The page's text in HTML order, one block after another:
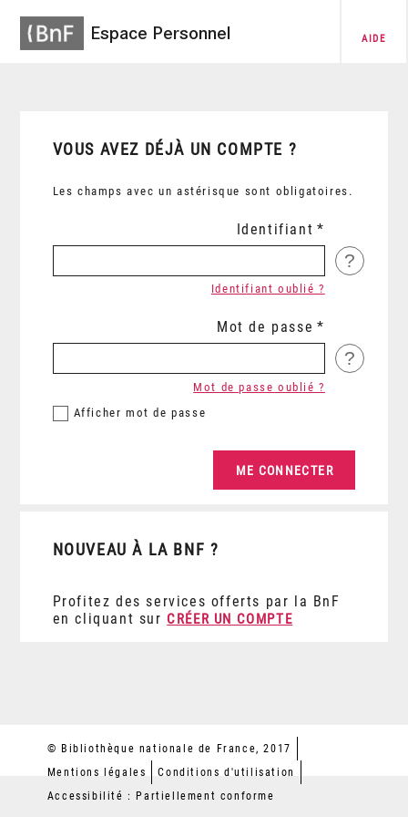
Espace Personnel AIDE
VOUS AVEZ DÉJÀ UN COMPTE ?
Les champs avec un astérisque sont obligatoires.
Identifiant
?
Identifiant oublié ?
Mot de passe
?
Afficher mot de passe
Mot de passe oublié ?
NOUVEAU À LA BNF ?
Profitez des services offerts par la BnF
en cliquant sur CRÉER UN COMPTE
© Bibliothèque nationale de France, 2017
Mentions légales
Conditions d'utilisation
Accessibilité : Partiellement conforme